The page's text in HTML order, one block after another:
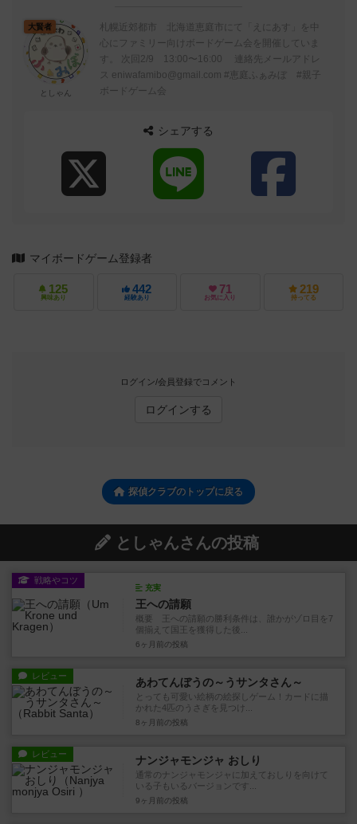
大賢者
としゃん
札幌近郊都市 北海道恵庭市にて「えにあす」を中
心にファミリー向けボードゲーム会を開催していま
す。 次回2/9 13:00〜16:00 連絡先メールアドレ
ス eniwafamibo@gmail.com #恵庭ふぁみぼ #親子
ボードゲーム会
シェアする
マイボードゲーム登録者
125
興味あり
442
経験あり
71
お気に入り
219
持ってる
ログイン/会員登録でコメント
ログインする
探偵クラブのトップに戻る
としゃんさんの投稿
戦略やコツ
充実
王への請願
概要 王への請願の勝利条件は、誰かがゾロ目を7
個揃えて国王を獲得した後...
6ヶ月前 の投稿
レビュー あわてんぼうの～うサンタさん～
とっても可愛い絵柄の絵探しゲーム！カードに描
かれた4匹のうさぎを見つけ...
8ヶ月前 の投稿
レビュー ナンジャモンジャ おしり
通常のナンジャモンジャに加えておしりを向けて
いる子もいるバージョンです...
9ヶ月前 の投稿